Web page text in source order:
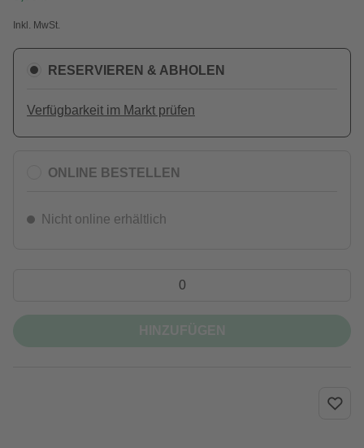
Inkl. MwSt.
RESERVIEREN & ABHOLEN
Verfügbarkeit im Markt prüfen
ONLINE BESTELLEN
Nicht online erhältlich